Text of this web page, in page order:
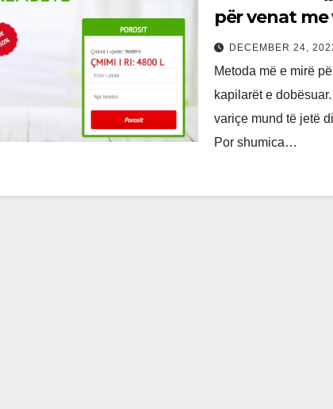
për venat me
DECEMBER 24,
Metoda më e mirë
kapilarët e
variçe mund të jetë
Por shumica…